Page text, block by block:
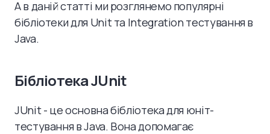
А в даній статті ми розглянемо популярні
бібліотеки для Unit та Integration тестування в
Java.
Бібліотека JUnit
JUnit - це основна бібліотека для юніт-
тестування в Java. Вона допомагає